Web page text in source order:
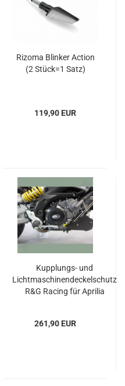
Rizoma Blinker Action
(2 Stück=1 Satz)
119,90 EUR
Kupplungs- und
Lichtmaschinendeckelschutz
R&G Racing für Aprilia
261,90 EUR